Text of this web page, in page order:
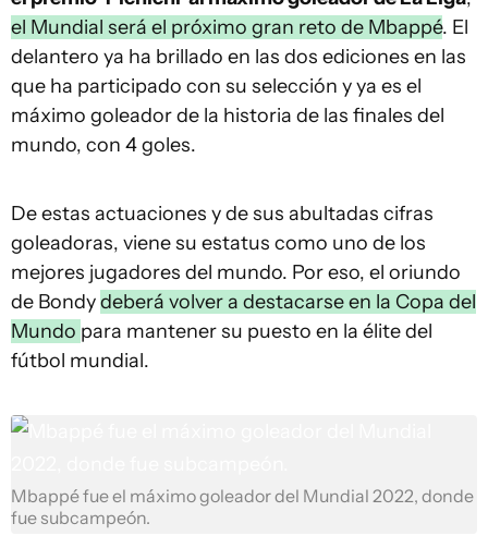
el Mundial será el próximo gran reto de Mbappé. El
delantero ya ha brillado en las dos ediciones en las
que ha participado con su selección y ya es el
máximo goleador de la historia de las finales del
mundo, con 4 goles.
De estas actuaciones y de sus abultadas cifras
goleadoras, viene su estatus como uno de los
mejores jugadores del mundo. Por eso, el oriundo
de Bondydeberá volver a destacarse en la Copa del
Mundo para mantener su puesto en la élite del
fútbol mundial.
Mbappé fue el máximo goleador del Mundial 2022, donde
fue subcampeón.